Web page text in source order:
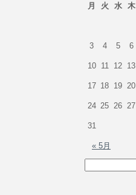
月
火 水 木
« 5月
3 4 5 6
10 11 12 13
17 18 19 20
24 25 26 27
31